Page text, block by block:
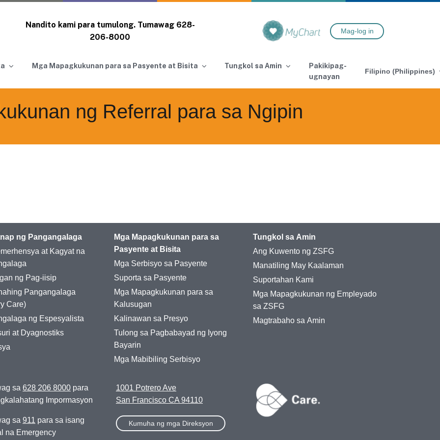
Nandito kami para tumulong. Tumawag 628-
206-8000
Mag-log in
Mga Mapagkukunan para sa Pasyente at Bisita Tungkol sa Amin
Pakikipag-
ugnayan
Filipino (Philippines)
ng Referral para sa Ngipin
ng Pangangalaga
at Kagyat na
ng Pag-iisip
Pangangalaga
Care)
ng Espesyalista
at Dyagnostiks
Mga Mapagkukunan para sa
Pasyente at Bisita
Mga Serbisyo sa Pasyente
Suporta sa Pasyente
Mga Mapagkukunan para sa
Kalusugan
Kalinawan sa Presyo
Tulong sa Pagbabayad ng Iyong
Bayarin
Mga Mabibiling Serbisyo
Tungkol sa Amin
Ang Kuwento ng ZSFG
Manatiling May Kaalaman
Suportahan Kami
Mga Mapagkukunan ng Empleyado
sa ZSFG
Magtrabaho sa Amin
sa 628 206 8000 para
Impormasyon
sa 911 para sa isang
na Emergency
1001 Potrero Ave
San Francisco CA 94110
Kumuha ng mga Direksyon